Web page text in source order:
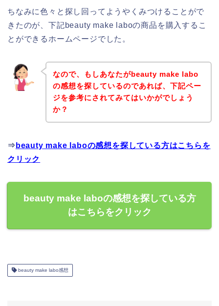
ちなみに色々と探し回ってようやくみつけることがで
きたのが、下記beauty make laboの商品を購入するこ
とができるホームページでした。
なので、もしあなたがbeauty make labo
の感想を探しているのであれば、下記ペー
ジを参考にされてみてはいかがでしょう
か？
⇒ beauty make laboの感想を探している方はこちらを
クリック
beauty make laboの感想を探している方
はこちらをクリック
beauty make labo感想